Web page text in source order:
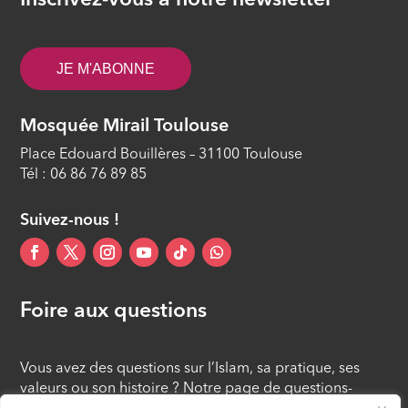
ÉPISODE 12
JE M'ABONNE
Mosquée Mirail Toulouse
Place Edouard Bouillères – 31100 Toulouse
Tél : 06 86 76 89 85
Suivez-nous !
Foire aux questions
Vous avez des questions sur l’Islam, sa pratique, ses
valeurs ou son histoire ? Notre page de questions-